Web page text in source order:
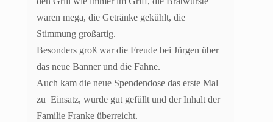
waren mega, die Getränke gekühlt, die
Stimmung großartig.
Besonders groß war die Freude bei Jürgen über
das neue Banner und die Fahne.
Auch kam die neue Spendendose das erste Mal
zu Einsatz, wurde gut gefüllt und der Inhalt der
Familie Franke überreicht.